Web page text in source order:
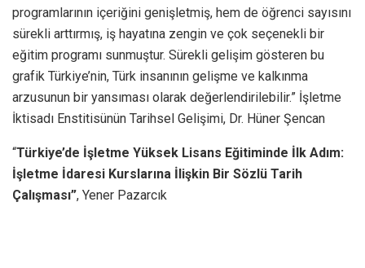
programlarının içeriğini genişletmiş, hem de öğrenci sayısını
sürekli arttırmış, iş hayatına zengin ve çok seçenekli bir
eğitim programı sunmuştur. Sürekli gelişim gösteren bu
grafik Türkiye’nin, Türk insanının gelişme ve kalkınma
arzusunun bir yansıması olarak değerlendirilebilir.” İşletme
İktisadı Enstitisünün Tarihsel Gelişimi, Dr. Hüner Şencan
“Türkiye’de İşletme Yüksek Lisans Eğitiminde İlk Adım:
İşletme İdaresi Kurslarına İlişkin Bir Sözlü Tarih
Çalışması”, Yener Pazarcık